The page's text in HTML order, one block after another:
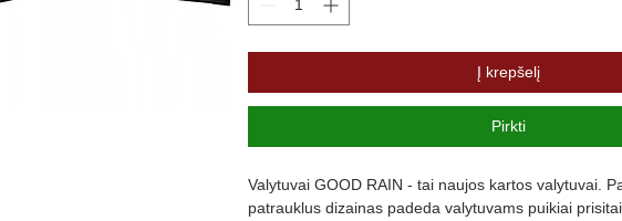
Į krepšelį
Pirkti
Valytuvai GOOD RAIN - tai naujos kartos valytuvai.
patrauklus dizainas padeda valytuvams puikiai